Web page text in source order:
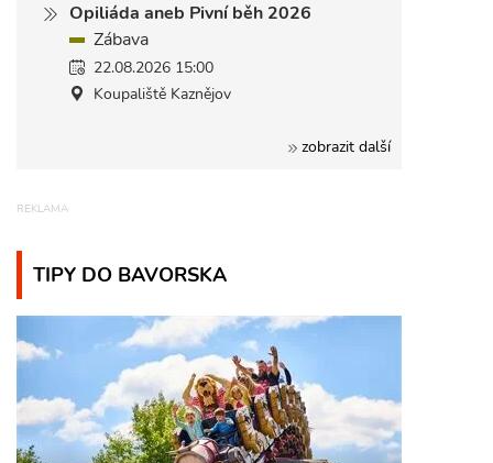
Opiliáda aneb Pivní běh 2026
Zábava
22.08.2026 15:00
Koupaliště Kaznějov
zobrazit další
TIPY DO BAVORSKA